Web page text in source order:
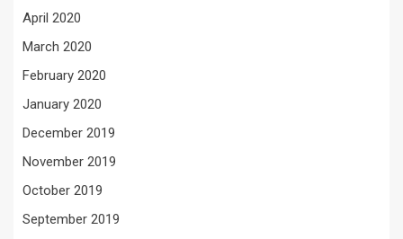
April 2020
March 2020
February 2020
January 2020
December 2019
November 2019
October 2019
September 2019